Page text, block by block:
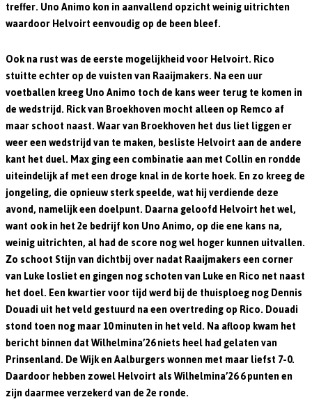
treffer. Uno Animo kon in aanvallend opzicht weinig uitrichten
waardoor Helvoirt eenvoudig op de been bleef.
Ook na rust was de eerste mogelijkheid voor Helvoirt. Rico
stuitte echter op de vuisten van Raaijmakers. Na een uur
voetballen kreeg Uno Animo toch de kans weer terug te komen in
de wedstrijd. Rick van Broekhoven mocht alleen op Remco af
maar schoot naast. Waar van Broekhoven het dus liet liggen er
weer een wedstrijd van te maken, besliste Helvoirt aan de andere
kant het duel. Max ging een combinatie aan met Collin en rondde
uiteindelijk af met een droge knal in de korte hoek. En zo kreeg de
jongeling, die opnieuw sterk speelde, wat hij verdiende deze
avond, namelijk een doelpunt. Daarna geloofd Helvoirt het wel,
want ook in het 2e bedrijf kon Uno Animo, op die ene kans na,
weinig uitrichten, al had de score nog wel hoger kunnen uitvallen.
Zo schoot Stijn van dichtbij over nadat Raaijmakers een corner
van Luke losliet en gingen nog schoten van Luke en Rico net naast
het doel. Een kwartier voor tijd werd bij de thuisploeg nog Dennis
Douadi uit het veld gestuurd na een overtreding op Rico. Douadi
stond toen nog maar 10 minuten in het veld. Na afloop kwam het
bericht binnen dat Wilhelmina’26 niets heel had gelaten van
Prinsenland. De Wijk en Aalburgers wonnen met maar liefst 7-0.
Daardoor hebben zowel Helvoirt als Wilhelmina’26 6 punten en
zijn daarmee verzekerd van de 2e ronde.